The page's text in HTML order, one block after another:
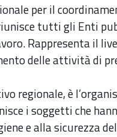
per il
tutti gli Enti
Rappresenta il
delle attività di
regionale, è
i soggetti che
e alla sicurezza